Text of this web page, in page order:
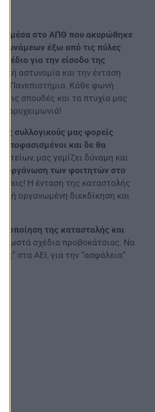
μέσα στο ΑΠΘ που ακυρώθηκε
έξω από τις πύλες
για την είσοδο της
αστυνομία και την ένταση
Πανεπιστήμια. Κάθε φωνή
σπουδές και τα πτυχία μας
βαρυχειμωνιά!
συλλογικούς μας φορείς
και δε θα
μας γεμίζει δύναμη και
οργάνωση των φοιτητών στο
Η ένταση της καταστολής
οργανωμένη διεκδίκηση και
της καταστολής και
σχέδια προβοκάτσιας. Να
στα ΑΕΙ, για την “ασφάλεια”